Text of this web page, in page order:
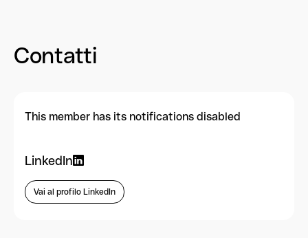
Contatti
This member has its notifications disabled
LinkedIn
Vai al profilo LinkedIn